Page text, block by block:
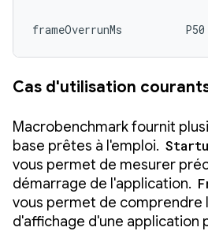
frameOverrunMs
Cas d'utilisation
Macrobenchmark fournit
base prêtes à l'emploi.
vous permet de mesurer
démarrage de l'application.
vous permet de comprendre
d'affichage d'une application